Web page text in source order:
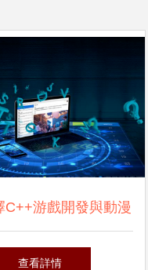
C++游戲開發與動漫
學校 一份全面指南
查看詳情